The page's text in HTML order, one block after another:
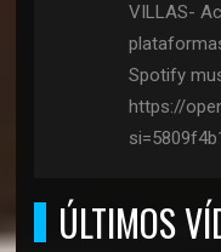
VILLAS-
Spotify
https://
ÚLTIMOS